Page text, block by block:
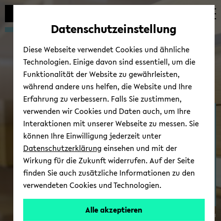
Automatische
vermeiden
zum
wechseln
zum
wechseln
zum
wechseln
Ost­eu­ro­päi­sche Ge­schich­
te
© Uni­ver­si­tät Bie­le­feld
Datenschutzeinstellung
Diese Webseite verwendet Cookies und ähnliche
Technologien. Einige davon sind essentiell, um die
Funktionalität der Website zu gewährleisten,
während andere uns helfen, die Website und Ihre
Erfahrung zu verbessern. Falls Sie zustimmen,
verwenden wir Cookies und Daten auch, um Ihre
Interaktionen mit unserer Webseite zu messen. Sie
können Ihre Einwilligung jederzeit unter
Datenschutzerklärung einsehen und mit der
Wirkung für die Zukunft widerrufen. Auf der Seite
finden Sie auch zusätzliche Informationen zu den
verwendeten Cookies und Technologien.
Alle akzeptieren